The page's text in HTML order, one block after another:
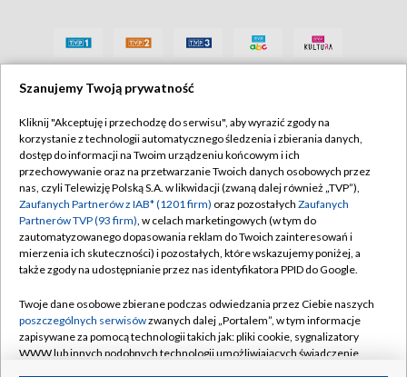
Szanujemy Twoją prywatność
Kliknij "Akceptuję i przechodzę do serwisu", aby wyrazić zgody na
korzystanie z technologii automatycznego śledzenia i zbierania danych,
dostęp do informacji na Twoim urządzeniu końcowym i ich
przechowywanie oraz na przetwarzanie Twoich danych osobowych przez
nas, czyli Telewizję Polską S.A. w likwidacji (zwaną dalej również „TVP”),
Zaufanych Partnerów z IAB* (1201 firm) oraz pozostałych Zaufanych
Partnerów TVP (93 firm), w celach marketingowych (w tym do
zautomatyzowanego dopasowania reklam do Twoich zainteresowań i
mierzenia ich skuteczności) i pozostałych, które wskazujemy poniżej, a
także zgody na udostępnianie przez nas identyfikatora PPID do Google.
Twoje dane osobowe zbierane podczas odwiedzania przez Ciebie naszych
poszczególnych serwisówzwanych dalej „Portalem”, w tym informacje
zapisywane za pomocą technologii takich jak: pliki cookie, sygnalizatory
WWW lub innych podobnych technologii umożliwiających świadczenie